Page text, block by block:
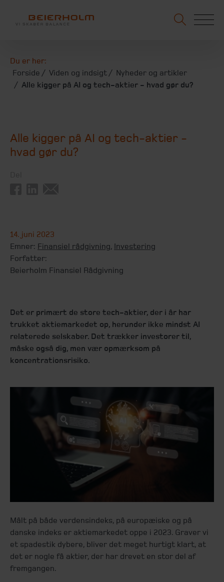
Du er her:
Forside
Viden og indsigt
Nyheder og artikler
Alle kigger på AI og tech-aktier - hvad gør du?
Alle kigger på AI og tech-aktier -
hvad gør du?
14. juni 2023
Emner: Finansiel rådgivning, Investering
Forfatter:
Beierholm Finansiel Rådgivning
Det er primært de store tech-aktier, der i år har
trukket aktiemarkedet op, herunder ikke mindst AI
relaterede selskaber. Det trækker investorer til,
måske også dig, men vær opmærksom på
koncentrationsrisiko.
Målt på både verdensindeks, på europæiske og på
danske indeks er aktiemarkedet oppe i 2023. Graver vi
et spadestik dybere, bliver det meget hurtigt klart, at
det er nogle få aktier, der har drevet en stor del af
fremgangen.